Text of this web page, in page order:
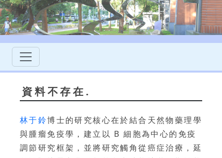
資料不存在.
林于鈴博士的研究核心在於結合天然物藥理學
與腫瘤免疫學，建立以 B 細胞為中心的免疫
調節研究框架，並將研究觸角從癌症治療，延